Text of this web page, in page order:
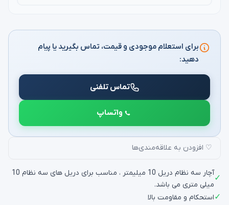
برای استعلام موجودی و قیمت، تماس بگیرید یا پیام
دهید:
تماس تلفنی
واتساپ
♡ افزودن به علاقه‌مندی‌ها
✓
آچار سه نظام دریل 10 میلیمتر ، مناسب برای دریل های سه نظام 10
میلی متری می باشد.
✓استحکام و مقاومت بالا